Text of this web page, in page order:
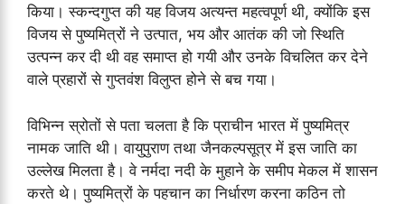
किया। स्कन्दगुप्त की यह विजय अत्यन्त महत्वपूर्ण थी, क्योंकि इस
विजय से पुष्यमित्रों ने उत्पात, भय और आतंक की जो स्थिति
उत्पन्न कर दी थी वह समाप्त हो गयी और उनके विचलित कर देने
वाले प्रहारों से गुप्तवंश विलुप्त होने से बच गया।
विभिन्न स्रोतों से पता चलता है कि प्राचीन भारत में पुष्यमित्र
नामक जाति थी। वायुपुराण तथा जैनकल्पसूत्र में इस जाति का
उल्लेख मिलता है। वे नर्मदा नदी के मुहाने के समीप मेकल में शासन
करते थे। पुष्यमित्रों के पहचान का निर्धारण करना कठिन तो